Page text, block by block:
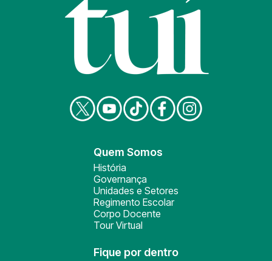
Quem Somos
História
Governança
Unidades e Setores
Regimento Escolar
Corpo Docente
Tour Virtual
Fique por dentro